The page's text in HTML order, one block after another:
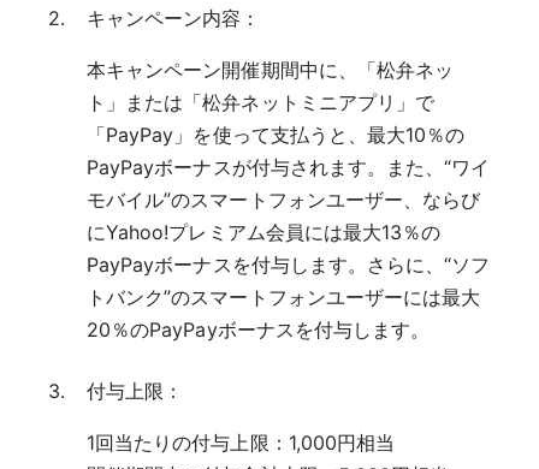
キャンペーン内容：
本キャンペーン開催期間中に、「松弁ネッ
ト」または「松弁ネットミニアプリ」で
「PayPay」を使って支払うと、最大10％の
PayPayボーナスが付与されます。また、“ワイ
モバイル”のスマートフォンユーザー、ならび
にYahoo!プレミアム会員には最大13％の
PayPayボーナスを付与します。さらに、“ソフ
トバンク”のスマートフォンユーザーには最大
20％のPayPayボーナスを付与します。
付与上限：
1回当たりの付与上限：1,000円相当